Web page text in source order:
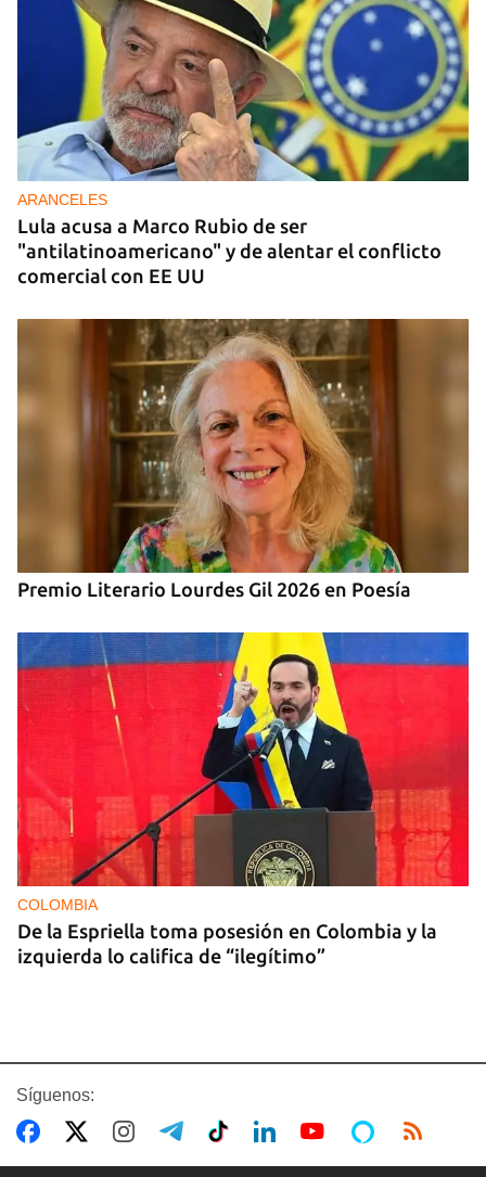
DONACIONES
China entrega otros 5.000 sistemas fotovoltaicos
para zonas rurales de Cuba
ARANCELES
Lula acusa a Marco Rubio de ser
"antilatinoamericano" y de alentar el conflicto
comercial con EE UU
Premio Literario Lourdes Gil 2026 en Poesía
COLOMBIA
De la Espriella toma posesión en Colombia y la
izquierda lo califica de “ilegítimo”
Síguenos: